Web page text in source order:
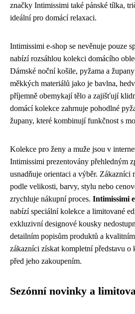
značky Intimissimi také pánské tílka,
ideální pro domácí relaxaci.
Intimissimi e-shop se nevěnuje pouze
nabízí rozsáhlou kolekci domácího
Dámské noční košile, pyžama a
měkkých materiálů jako je bavlna,
příjemně obemykají tělo a zajišťují
domácí kolekce zahrnuje pohodlné
župany, které kombinují funkčnost s
Kolekce pro ženy a muže jsou v
Intimissimi prezentovány přehledným
usnadňuje orientaci a výběr.
podle velikosti, barvy, stylu nebo
zrychluje nákupní proces. Intimissimi
nabízí speciální kolekce a limitované
exkluzivní designové kousky
detailním popisům produktů a
zákazníci získat kompletní představu o
před jeho zakoupením.
Sezónní novinky a